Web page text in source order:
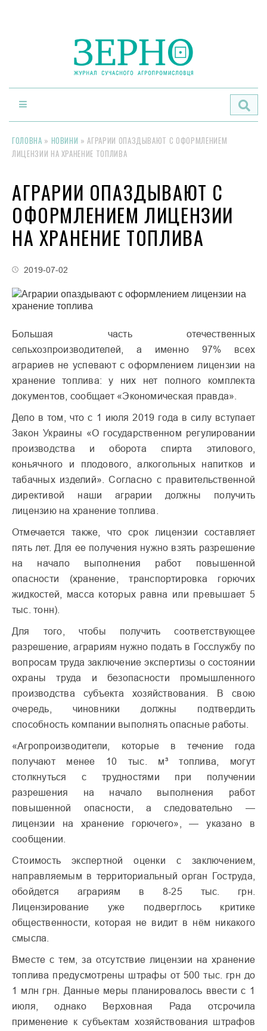
ГОЛОВНА » НОВИНИ »АГРАРИИ ОПАЗДЫВАЮТ С ОФОРМЛЕНИЕМ
ЛИЦЕНЗИИ НА ХРАНЕНИЕ ТОПЛИВА
АГРАРИИ ОПАЗДЫВАЮТ С
ОФОРМЛЕНИЕМ ЛИЦЕНЗИИ
НА ХРАНЕНИЕ ТОПЛИВА
2019-07-02
Большая часть отечественных
сельхозпроизводителей, а именно 97% всех
аграриев не успевают с оформлением лицензии на
хранение топлива: у них нет полного комплекта
документов, сообщает «Экономическая правда».
Дело в том, что с 1 июля 2019 года в силу вступает
Закон Украины «О государственном регулировании
производства и оборота спирта этилового,
коньячного и плодового, алкогольных напитков и
табачных изделий». Согласно с правительственной
директивой наши аграрии должны получить
лицензию на хранение топлива.
Отмечается также, что срок лицензии составляет
пять лет. Для ее получения нужно взять разрешение
на начало выполнения работ повышенной
опасности (хранение, транспортировка горючих
жидкостей, масса которых равна или превышает 5
тыс. тонн).
Для того, чтобы получить соответствующее
разрешение, аграриям нужно подать в Госслужбу по
вопросам труда заключение экспертизы о состоянии
охраны труда и безопасности промышленного
производства субъекта хозяйствования. В свою
очередь, чиновники должны подтвердить
способность компании выполнять опасные работы.
«Агропроизводители, которые в течение года
получают менее 10 тыс. м³ топлива, могут
столкнуться с трудностями при получении
разрешения на начало выполнения работ
повышенной опасности, а следовательно —
лицензии на хранение горючего», — указано в
сообщении.
Стоимость экспертной оценки с заключением,
направляемым в территориальный орган Гоструда,
обойдется аграриям в 8-25 тыс. грн.
Лицензирование уже подверглось критике
общественности, которая не видит в нём никакого
смысла.
Вместе с тем, за отсутствие лицензии на хранение
топлива предусмотрены штрафы от 500 тыс. грн до
1 млн грн. Данные меры планировалось ввести с 1
июля, однако Верховная Рада отсрочила
применение к субъектам хозяйствования штрафов